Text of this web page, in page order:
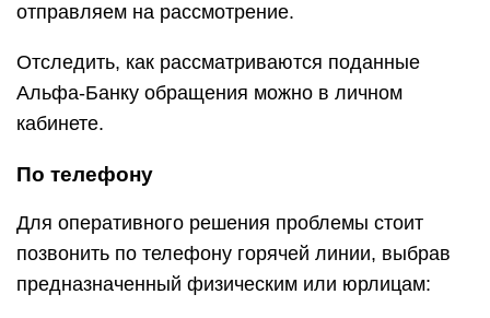
отправляем на рассмотрение.
Отследить, как рассматриваются поданные
Альфа-Банку обращения можно в личном
кабинете.
По телефону
Для оперативного решения проблемы стоит
позвонить по телефону горячей линии, выбрав
предназначенный физическим или юрлицам: